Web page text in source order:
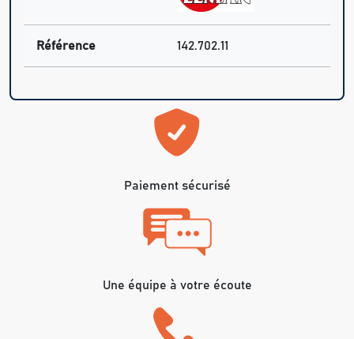
Référence 142.702.11
Paiement sécurisé
Une équipe à votre écoute